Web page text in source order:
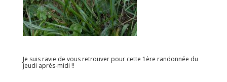
Je suis ravie de vous retrouver pour cette 1ère randonnée du
jeudi après-midi !!